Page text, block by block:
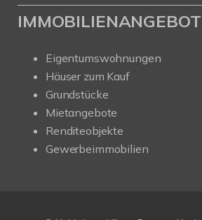
Eigentumswohnungen
Häuser zum Kauf
Grundstücke
Mietangebote
Renditeobjekte
Gewerbeimmobilien